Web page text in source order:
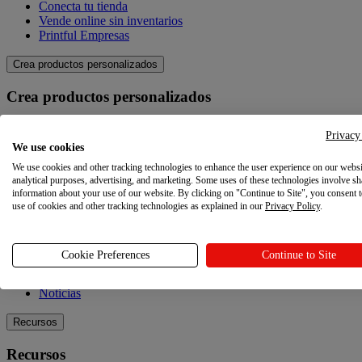
Conecta tu tienda
Vende online sin inventarios
Printful Empresas
Crea productos personalizados
Crea productos personalizados
Crea tus propios productos
Creador de diseños
Explora
Blog
Noticias
Recursos
Recursos
We use cookies
We use cookies and other tracking technologies to enhance the user experience on our
analytical purposes, advertising, and marketing. Some uses of these technologies involve
information about your use of our website. By clicking on "Continue to Site", you consent
use of cookies and other tracking technologies as explained in our Privacy Policy.
Cookie Preferences Continue to Site